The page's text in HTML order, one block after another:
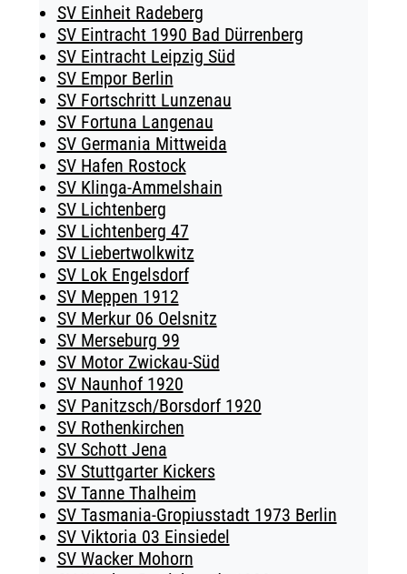
SV Einheit Radeberg
SV Eintracht 1990 Bad Dürrenberg
SV Eintracht Leipzig Süd
SV Empor Berlin
SV Fortschritt Lunzenau
SV Fortuna Langenau
SV Germania Mittweida
SV Hafen Rostock
SV Klinga-Ammelshain
SV Lichtenberg
SV Lichtenberg 47
SV Liebertwolkwitz
SV Lok Engelsdorf
SV Meppen 1912
SV Merkur 06 Oelsnitz
SV Merseburg 99
SV Motor Zwickau-Süd
SV Naunhof 1920
SV Panitzsch/​Borsdorf 1920
SV Rothenkirchen
SV Schott Jena
SV Stuttgarter Kickers
SV Tanne Thalheim
SV Tasmania-Gropiusstadt 1973 Berlin
SV Viktoria 03 Einsiedel
SV Wacker Mohorn